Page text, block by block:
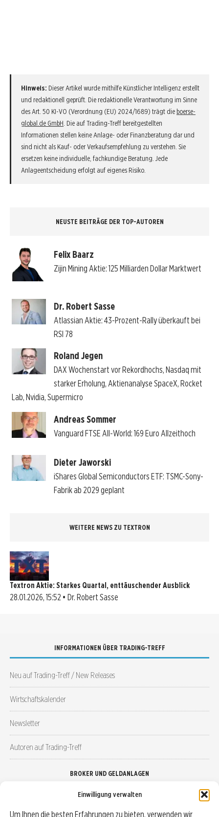
Einwilligung verwalten
Um Ihnen die besten Erfahrungen zu bieten, verwenden wir
Hinweis: Dieser Artikel wurde mithilfe Künstlicher Intelligenz erstellt
und redaktionell geprüft. Die redaktionelle Verantwortung im Sinne
des Art. 50 KI-VO (Verordnung (EU) 2024/1689) trägt die boerse-
global.de GmbH . Die auf Trading-Treff bereitgestellten
Informationen stellen keine Anlage- oder Finanzberatung dar und
sind nicht als Kauf- oder Verkaufsempfehlung zu verstehen. Sie
ersetzen keine individuelle, fachkundige Beratung. Jede
Anlageentscheidung erfolgt auf eigenes Risiko.
NEUSTE BEITRÄGE DER TOP-AUTOREN
Felix Baarz
Zijin Mining Aktie: 125 Milliarden Dollar Marktwert
Dr. Robert Sasse
Atlassian Aktie: 43-Prozent-Rally überkauft bei
RSI 78
Roland Jegen
DAX Wochenstart vor Rekordhochs, Nasdaq mit
starker Erholung, Aktienanalyse SpaceX, Rocket
Lab, Nvidia, Supermicro
Andreas Sommer
Vanguard FTSE All-World: 169 Euro Allzeithoch
Dieter Jaworski
iShares Global Semiconductors ETF: TSMC-Sony-
Fabrik ab 2029 geplant
WEITERE NEWS ZU TEXTRON
Textron Aktie: Starkes Quartal, enttäuschender Ausblick
28.01.2026, 15:52 • Dr. Robert Sasse
INFORMATIONEN ÜBER TRADING-TREFF
Neu auf Trading-Treff / New Releases
Wirtschaftskalender
Newsletter
Autoren auf Trading-Treff
BROKER UND GELDANLAGEN